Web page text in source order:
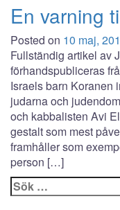
En varning
Posted on 10 maj,
Fullständig artikel av
förhandspubliceras
Israels barn Koranen
judarna och
och kabbalisten Avi
gestalt som mest
framhåller som
person […]
Sök
efter: